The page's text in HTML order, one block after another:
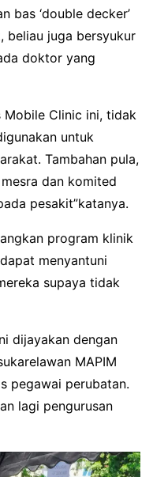
bas ‘double decker’
beliau juga bersyukur
doktor yang
Mobile Clinic ini, tidak
untuk
Tambahan pula,
dan komited
pesakit”katanya.
program klinik
menyantuni
supaya tidak
dijayakan dengan
MAPIM
pegawai perubatan.
lagi pengurusan